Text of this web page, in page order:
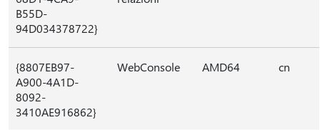
B55D-
94D034378722}
{8807EB97-
A900-4A1D-
8092-
3410AE916862}
WebConsole AMD64 cn